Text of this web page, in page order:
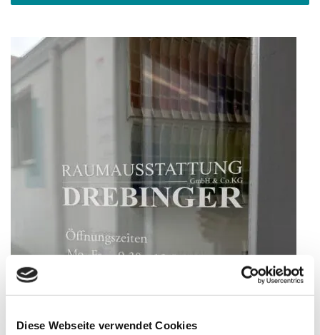
Diese Webseite verwendet Cookies